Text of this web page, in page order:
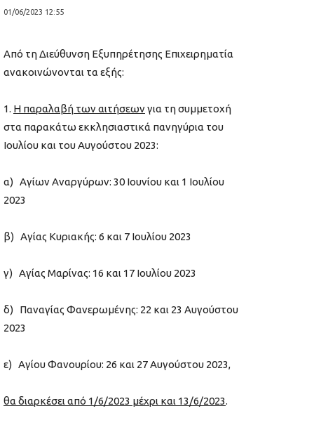
01/06/2023 12:55
Από τη Διεύθυνση Εξυπηρέτησης Επιχειρηματία
ανακοινώνονται τα εξής:
Η παραλαβή των αιτήσεωνγια τη συμμετοχή
στα παρακάτω εκκλησιαστικά πανηγύρια του
Ιουλίου και του Αυγούστου 2023:
α) Αγίων Αναργύρων: 30 Ιουνίου και 1 Ιουλίου
2023
β) Αγίας Κυριακής: 6 και 7 Ιουλίου 2023
γ) Αγίας Μαρίνας: 16 και 17 Ιουλίου 2023
δ) Παναγίας Φανερωμένης: 22 και 23 Αυγούστου
2023
ε) Αγίου Φανουρίου: 26 και 27 Αυγούστου 2023,
θα διαρκέσει από 1/6/2023 μέχρι και 13/6/2023.